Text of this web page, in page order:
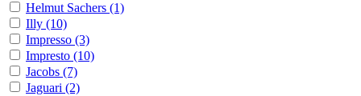
Helmut Sachers (1)
Illy (10)
Impresso (3)
Impresto (10)
Jacobs (7)
Jaguari (2)